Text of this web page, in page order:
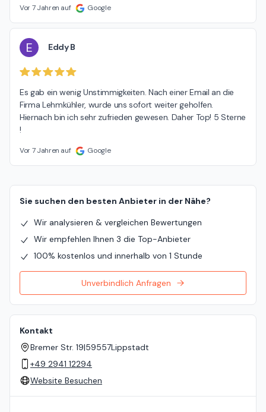
Vor 7 Jahren auf Google
E Eddy B
Es gab ein wenig Unstimmigkeiten. Nach einer Email an die
Firma Lehmkühler, wurde uns sofort weiter geholfen.
Hiernach bin ich sehr zufrieden gewesen. Daher Top! 5 Sterne
!
Vor 7 Jahren auf Google
Sie suchen den besten Anbieter in der Nähe?
Wir analysieren & vergleichen Bewertungen
Wir empfehlen Ihnen 3 die Top-Anbieter
100% kostenlos und innerhalb von 1 Stunde
Unverbindlich Anfragen
Kontakt
Bremer Str. 19|59557Lippstadt
+49 2941 12294
Website Besuchen